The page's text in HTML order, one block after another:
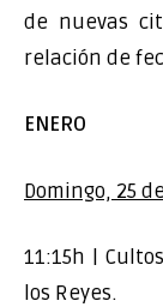
de nuevas
relación de
ENERO
Domingo, 25
11:15h |
los Reyes.